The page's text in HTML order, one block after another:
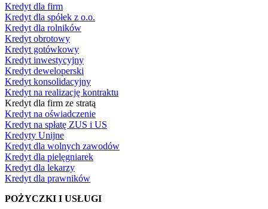
Kredyt dla firm
Kredyt dla spółek z o.o.
Kredyt dla rolników
Kredyt obrotowy
Kredyt gotówkowy
Kredyt inwestycyjny
Kredyt deweloperski
Kredyt konsolidacyjny
Kredyt na realizację kontraktu
Kredyt dla firm ze stratą
Kredyt na oświadczenie
Kredyt na spłatę ZUS i US
Kredyty Unijne
Kredyt dla wolnych zawodów
Kredyt dla pielęgniarek
Kredyt dla lekarzy
Kredyt dla prawników
POŻYCZKI I USŁUGI